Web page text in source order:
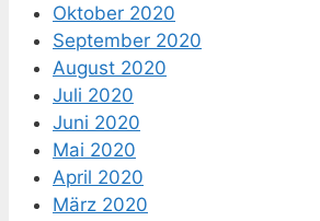
Oktober 2020
September 2020
August 2020
Juli 2020
Juni 2020
Mai 2020
April 2020
März 2020